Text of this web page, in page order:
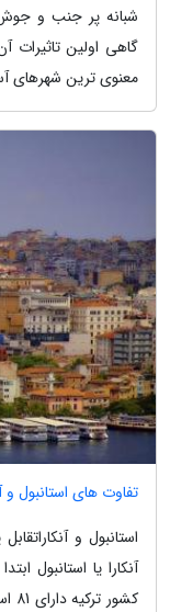
شبانه پر جنب و
گاهی اولین
معنوی ترین شهرهای
تفاوت های استانبول و
استانبول و
آنکارا یا استانبول